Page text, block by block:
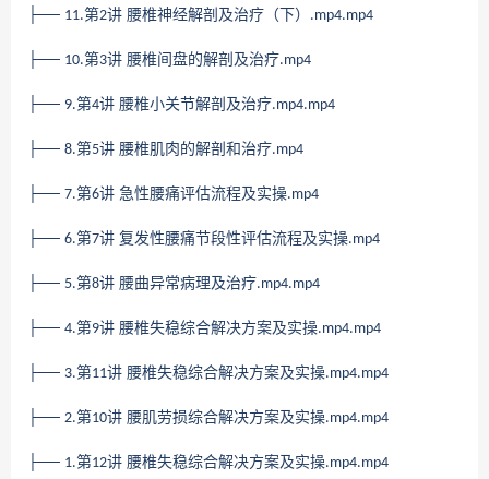
├── 11.第2讲 腰椎神经解剖及治疗（下） .mp4.mp4
├── 10.第3讲 腰椎间盘的解剖及治疗.mp4
├── 9.第4讲 腰椎小关节解剖及治疗.mp4.mp4
├── 8.第5讲 腰椎肌肉的解剖和治疗.mp4
├── 7.第6讲 急性腰痛评估流程及实操.mp4
├── 6.第7讲 复发性腰痛节段性评估流程及实操.mp4
├── 5.第8讲 腰曲异常病理及治疗.mp4.mp4
├── 4.第9讲 腰椎失稳综合解决方案及实操.mp4.mp4
├── 3.第11讲 腰椎失稳综合解决方案及实操.mp4.mp4
├── 2.第10讲 腰肌劳损综合解决方案及实操.mp4.mp4
├── 1.第12讲 腰椎失稳综合解决方案及实操.mp4.mp4